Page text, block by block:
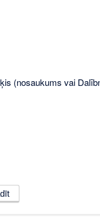
(nosaukums vai